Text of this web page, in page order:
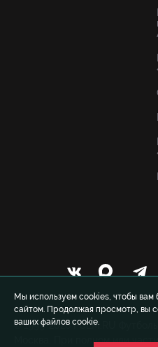
Мы используем cookies, чтобы
сайтом. Продолжая просмотр, вы
ваших файлов cookie.
© 1999-2026 FCLM.RU
Москва. При полном или